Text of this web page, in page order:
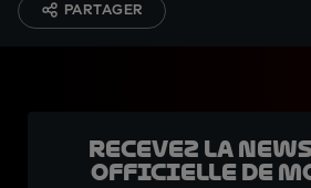
PARTAGER
Recevez la
officielle de